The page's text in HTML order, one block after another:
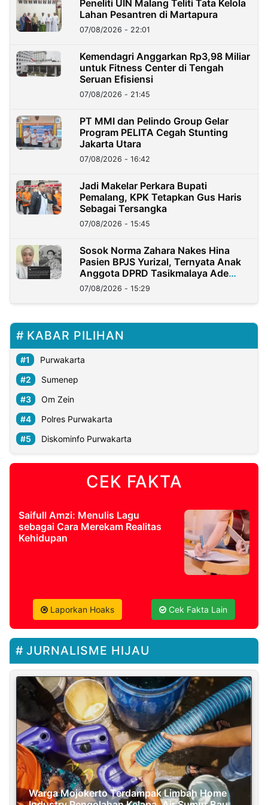
Peneliti UIN Malang Teliti Tata Kelola
Lahan Pesantren di Martapura
07/08/2026 - 22:01
Kemendagri Anggarkan Rp3,98 Miliar
untuk Fitness Center di Tengah
Seruan Efisiensi
07/08/2026 - 21:45
PT MMI dan Pelindo Group Gelar
Program PELITA Cegah Stunting
Jakarta Utara
07/08/2026 - 16:42
Jadi Makelar Perkara Bupati
Pemalang, KPK Tetapkan Gus Haris
Sebagai Tersangka
07/08/2026 - 15:45
Sosok Norma Zahara Nakes Hina
Pasien BPJS Yurizal, Ternyata Anak
Anggota DPRD Tasikmalaya Ade
Lukman
07/08/2026 - 15:29
KABAR PILIHAN
Purwakarta
Sumenep
Om Zein
Polres Purwakarta
Diskominfo Purwakarta
CEK FAKTA
Saifull Amzi: Menulis Lagu
sebagai Cara Merekam Realitas
Kehidupan
Laporkan Hoaks Cek Fakta Lain
JURNALISME HIJAU
Warga Mojokerto Terdampak Limbah Home